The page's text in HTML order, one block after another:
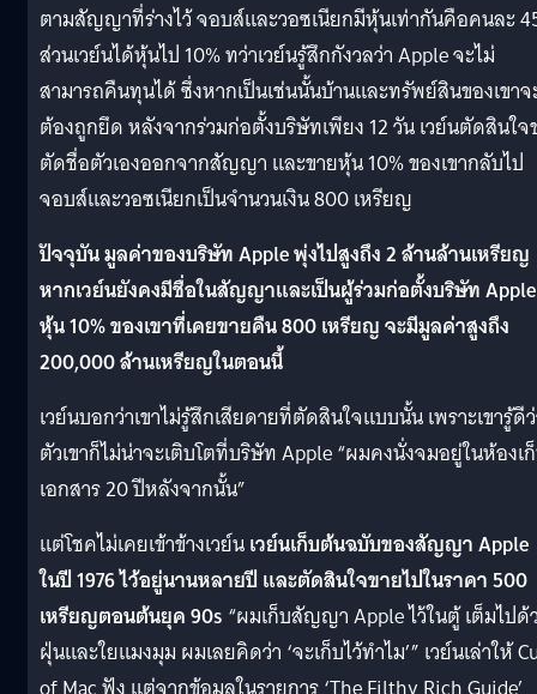
ตามสัญญาที่ร่างไว้ จอบส์และวอซเนียกมีหุ้นเท่ากันคือคนละ
ส่วนเวย์นได้หุ้นไป 10% ทว่าเวย์นรู้สึกกังวลว่า Apple จะไม่
สามารถคืนทุนได้ ซึ่งหากเป็นเช่นนั้นบ้านและทรัพย์สินของเขาจ
ต้องถูกยึด หลังจากร่วมก่อตั้งบริษัทเพียง 12 วัน เวย์นตัดสินใจ
ตัดชื่อตัวเองออกจากสัญญา และขายหุ้น 10% ของเขากลับไป
จอบส์และวอซเนียกเป็นจำนวนเงิน 800 เหรียญ
ปัจจุบัน มูลค่าของบริษัท Apple พุ่งไปสูงถึง 2 ล้านล้านเหรียญ
หากเวย์นยังคงมีชื่อในสัญญาและเป็นผู้ร่วมก่อตั้งบริษัท Apple
หุ้น 10% ของเขาที่เคยขายคืน 800 เหรียญ จะมีมูลค่าสูงถึง
200,000 ล้านเหรียญในตอนนี้
เวย์นบอกว่าเขาไม่รู้สึกเสียดายที่ตัดสินใจแบบนั้น เพราะเขารู้ดี
ตัวเขาก็ไม่น่าจะเติบโตที่บริษัท Apple “ผมคงนั่งจมอยู่ในห้องเ
เอกสาร 20 ปีหลังจากนั้น”
แต่โชคไม่เคยเข้าข้างเวย์นเวย์นเก็บต้นฉบับของสัญญา Apple
ในปี 1976 ไว้อยู่นานหลายปี และตัดสินใจขายไปในราคา 500
เหรียญตอนต้นยุค 90s “ผมเก็บสัญญา Apple ไว้ในตู้ เต็มไปด้
ฝุ่นและใยแมงมุม ผมเลยคิดว่า ‘จะเก็บไว้ทำไม’” เวย์นเล่าให้